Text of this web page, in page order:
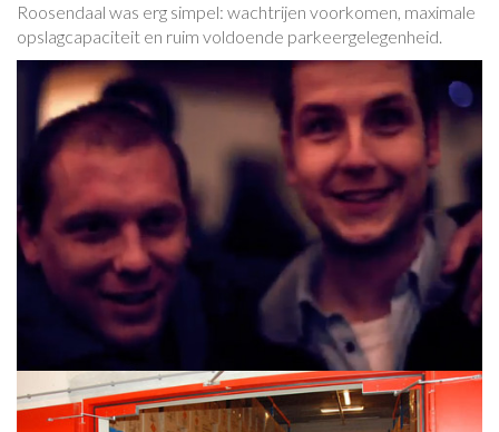
Roosendaal was erg simpel: wachtrijen voorkomen, maximale
opslagcapaciteit en ruim voldoende parkeergelegenheid.